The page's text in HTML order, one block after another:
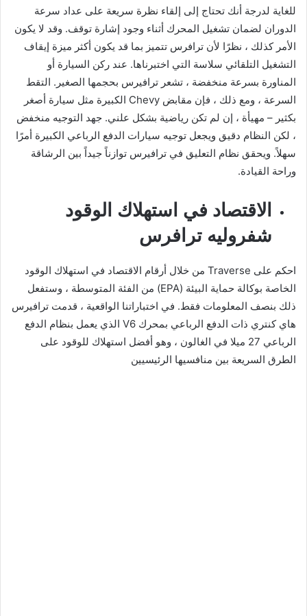
للغاية لدرجة أنك تحتاج إلى إلقاء نظرة سريعة على عداد سرعة
الدوران لضمان تشغيل المحرك أثناء وجود إشارة توقف. وقد لا يكون
الأمر كذلك ، نظرًا لأن ترافرس تتميز بما قد يكون أكثر ميزة إيقاف
التشغيل التلقائي سلاسة التي اختبرناها. عند ركن السيارة أو
المناورة بسرعة منخفضة ، تشعر ترافيرس بحجمها الصغير. التقط
السرعة ، ومع ذلك ، فإن مقابض Chevy الكبيرة مثل سيارة أصغر
بكثير – مهيأة ، إن لم تكن رياضية بشكل علني. جهد التوجيه منخفض
، لكن النظام دقيق ويجعل توجيه سيارات الدفع الرباعي الكبيرة أمرًا
سهلاً. ويحقق نظام التعليق في ترافيرس توازناً جيداً بين الرشاقة
وراحة القيادة.
الاقتصاد في استهلاك الوقود
شفروليه ترافرس
احكم على Traverse من خلال أرقام الاقتصاد في استهلاك الوقود
الخاصة بوكالة حماية البيئة (EPA) من الفئة المتوسطة ، وستفعل
ذلك بنصف المعلومات فقط. في اختباراتنا الواقعية ، قدمت ترافيرس
هاي كنتري ذات الدفع الرباعي بمحرك V6 الذي يعمل بنظام الدفع
الرباعي 27 ميلا في الغالون ، وهو أفضل استهلاك للوقود على
الطرق السريعة بين منافسيها الرئيسيين